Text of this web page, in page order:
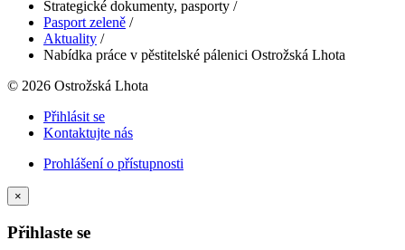
Strategické dokumenty, pasporty /
Pasport zeleně /
Aktuality /
Nabídka práce v pěstitelské pálenici Ostrožská Lhota
© 2026 Ostrožská Lhota
Přihlásit se
Kontaktujte nás
Prohlášení o přístupnosti
×
Přihlaste se